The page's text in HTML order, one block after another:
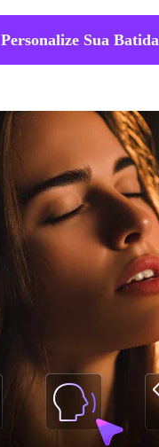
Personalize Sua Batida